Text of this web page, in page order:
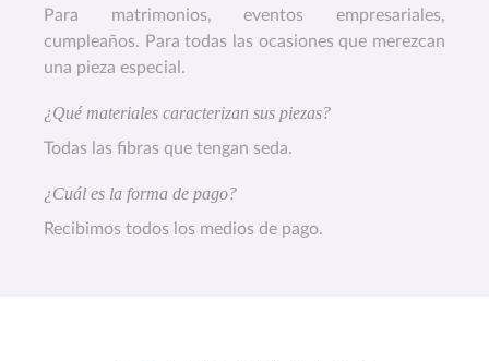
Para matrimonios, eventos empresariales,
cumpleaños. Para todas las ocasiones que merezcan
una pieza especial.
¿Qué materiales caracterizan sus piezas?
Todas las fibras que tengan seda.
¿Cuál es la forma de pago?
Recibimos todos los medios de pago.